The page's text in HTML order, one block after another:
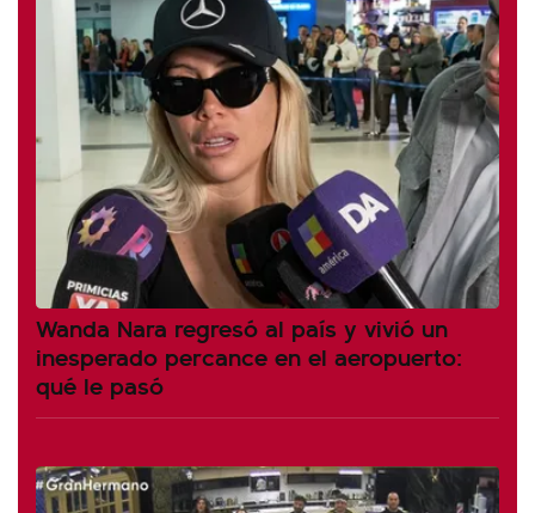
Wanda Nara regresó al país y vivió un
inesperado percance en el aeropuerto:
qué le pasó